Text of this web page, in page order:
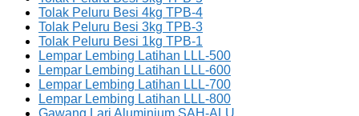
Tolak Peluru Besi 4kg TPB-4
Tolak Peluru Besi 3kg TPB-3
Tolak Peluru Besi 1kg TPB-1
Lempar Lembing Latihan LLL-500
Lempar Lembing Latihan LLL-600
Lempar Lembing Latihan LLL-700
Lempar Lembing Latihan LLL-800
Gawang Lari Aluminium SAH-ALU